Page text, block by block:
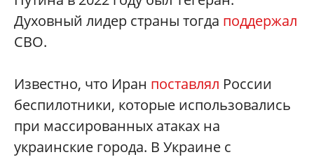
Духовный лидер страны тогда поддержал
СВО.
Известно, что Иран поставлял России
беспилотники, которые использовались
при массированных атаках на
украинские города. В Украине с